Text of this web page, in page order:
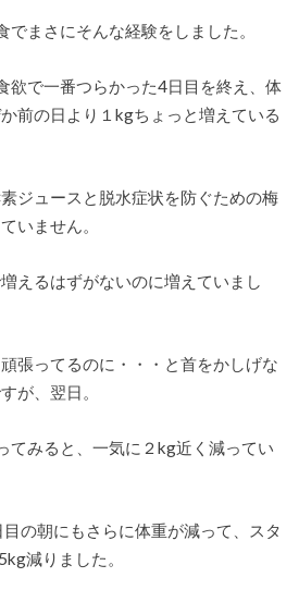
まさにそんな経験をしました。
欲で一番つらかった4日目を終え、体
前の日より１kgちょっと増えている
ジュースと脱水症状を防ぐための梅
いません。
えるはずがないのに増えていまし
張ってるのに・・・と首をかしげな
が、翌日。
てみると、一気に２kg近く減ってい
の朝にもさらに体重が減って、スタ
減りました。